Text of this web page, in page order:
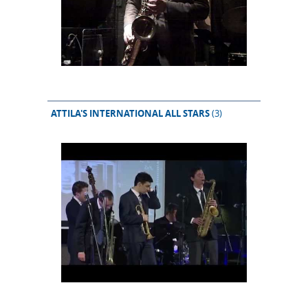
ATTILA'S INTERNATIONAL ALL STARS(3)